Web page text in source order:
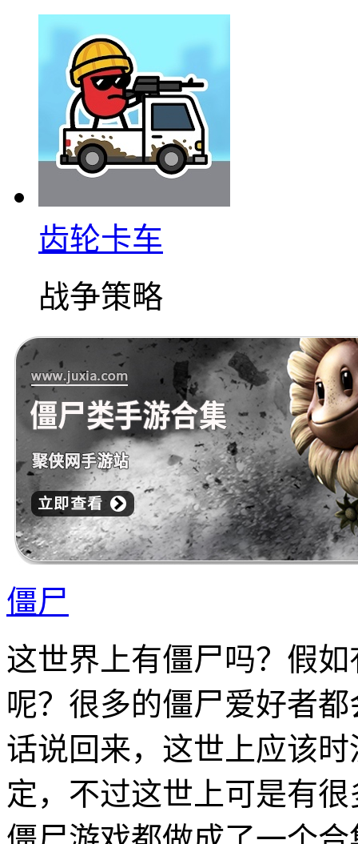
齿轮卡车
战争策略
僵尸
这世界上有僵尸吗？假
呢？很多的僵尸爱好者
话说回来，这世上应该
定，不过这世上可是有